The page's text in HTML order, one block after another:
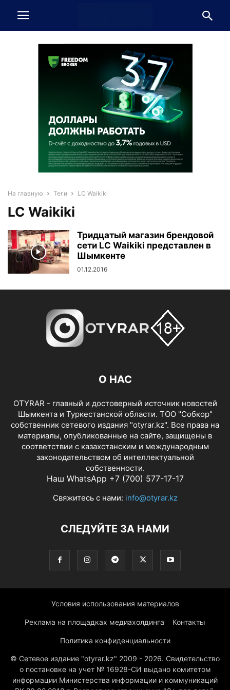
На главную Теги LC Waikiki
LC Waikiki
Тридцатый магазин брендовой
сети LC Waikiki представлен в
Шымкенте
01.12.2016
О НАС
OTYRAR - главный и достоверный источник новостей
Шымкента и Туркестанской области. ТОО "Собкор"
собственник сетевого издания "otyrar.kz". Все права на
материалы, опубликованные на сайте, защищены в
соответствии с казахстанским и международным
законодательством об интеллектуальной
собственности.
Наш WhatsApp +7 (700) 577-17-17
Свяжитесь с нами: info@otyrar.kz
СЛЕДУЙТЕ ЗА НАМИ
Условия использования материалов
Реклама на площадках медиахолдинга Контакты
Политика конфиденциальности
© Сетевое издание "otyrar.kz" 2009 - 2026. Свидетельство
о постановке на учет № 16928-СИ выдано комитетом
информации Министерства информации и коммуникаций